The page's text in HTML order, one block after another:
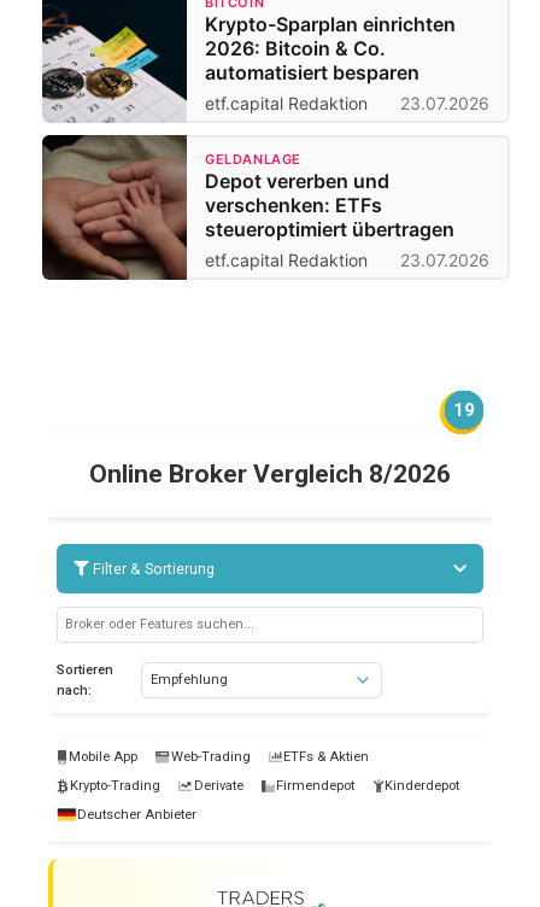
Krypto-Sparplan einrichten
2026: Bitcoin & Co.
automatisiert besparen
etf.capital Redaktion 23.07.2026
GELDANLAGE
Depot vererben und
verschenken: ETFs
steueroptimiert übertragen
etf.capital Redaktion 23.07.2026